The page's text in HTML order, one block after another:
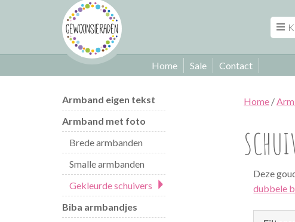
Home Sale Contact
Armband eigen tekst
Armband met foto
Brede armbanden
Smalle armbanden
Gekleurde schuivers
Biba armbandjes
Home /
Deze
dubbele